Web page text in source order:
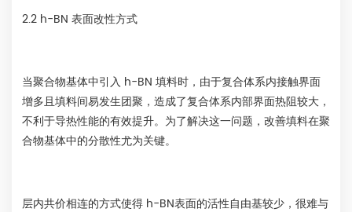
2.2 h-BN 表面改性方式
当聚合物基体中引入 h-BN 填料时，由于复合体系内接触界面
增多且填料间易发生团聚，造成了复合体系内部界面热阻较大，
不利于导热性能的有效提升。为了解决这一问题，改善填料在聚
合物基体中的分散性尤为关键。
层内共价相连的方式使得 h-BN表面的活性自由基较少，很难与